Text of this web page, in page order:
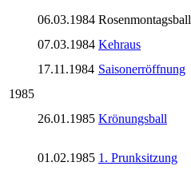
06.03.1984 Rosenmontagsball
07.03.1984 Kehraus
17.11.1984 Saisonerröffnung
1985
26.01.1985 Krönungsball
01.02.1985 1. Prunksitzung